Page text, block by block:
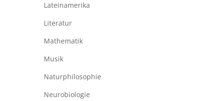
Lateinamerika
Literatur
Mathematik
Musik
Naturphilosophie
Neurobiologie